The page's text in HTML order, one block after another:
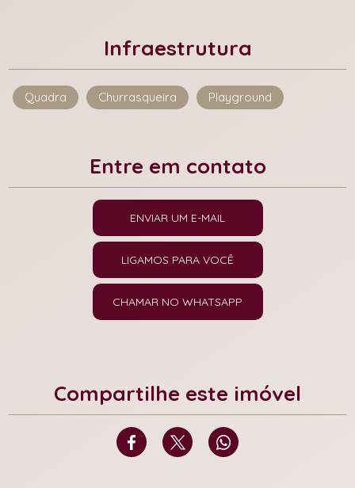
Infraestrutura
Quadra Churrasqueira Playground
Entre em contato
ENVIAR UM E-MAIL
LIGAMOS PARA VOCÊ
CHAMAR NO WHATSAPP
Compartilhe este imóvel